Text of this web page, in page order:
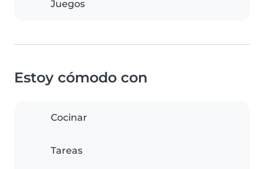
Juegos
Estoy cómodo con
Cocinar
Tareas